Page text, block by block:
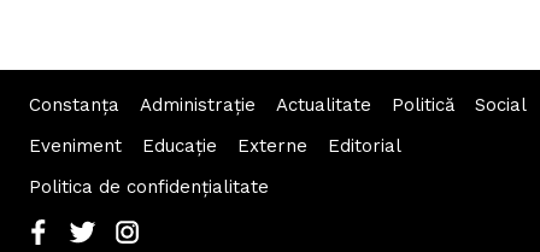
Constanța Administraţie Actualitate Politică
Social
Eveniment
Educaţie Externe
Editorial
Politica de confidențialitate